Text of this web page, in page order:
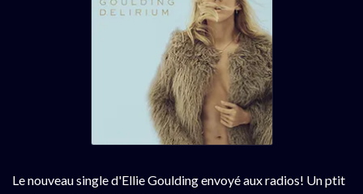
Le nouveau single d'Ellie Goulding envoyé aux radios! Un ptit